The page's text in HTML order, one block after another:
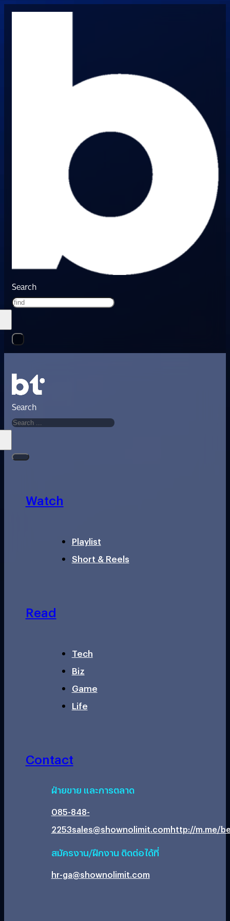
Search
Search
Watch
Playlist
Short & Reels
Read
Tech
Biz
Game
Life
Contact
ฝ่ายขาย และการตลาด
085-848-
2253sales@shownolimit.comhttp://m.me/
สมัครงาน/ฝึกงาน ติดต่อได้ที่
hr-ga@shownolimit.com